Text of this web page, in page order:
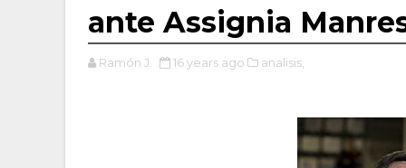
ante Assignia
Ramón J. 16 years ago analisis,